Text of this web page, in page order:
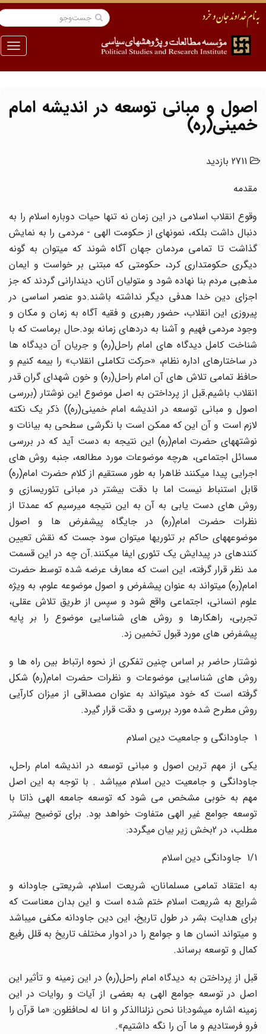
منو
اصول و مبانی توسعه در اندیشه امام
خمینی(ره)
2711 بازدید
مقدمه
وقوع انقلاب اسلامی در این زمان نه تنها حیات دوباره اسلام را به
دنبال داشت بلکه، نمونهای از حکومت الهی - مردمی را به نمایش
گذاشت تا تمامی مردمان جهان آگاه شوند که میتوان به گونه
دیگری حکومتداری کرد، حکومتی که مبتنی بر خواست و ایمان
مذهبی مردم بنا نهاده شود و متولیان آنان، دیندارانی گردند که جز
اجزای دین خدا هدفی دیگر نداشته باشند.دو عنصر اساسی در
پیروزی این انقلاب، حضور رهبری و فقیه آگاه به زمان و مکان و
وجود مردمی فهیم و آشنا به دردهای زمانه بود.حال برماست که با
شناخت کامل دیدگاه های امام راحل(ره) و جریان آن دیدگاه ها
در ساختارهای اداره نظام، «حرکت تکاملی انقلاب» را بیمه کنیم و
حافظ تمامی تلاش های آن امام راحل(ره) و خون شهدای گران قدر
انقلاب باشیم.قبل از پرداختن به اصل موضوع این نوشتار (بررسی
اصول و مبانی توسعه در اندیشه امام خمینی(ره)) ذکر یک نکته
لازم است و آن این که ممکن است با نگرشی سطحی به بیانات و
نوشتههای حضرت امام(ره) این نتیجه به دست آید که در بررسی
مسائل اجتماعی، هرچه موضوعات مورد مطالعه، جنبه روش های
اجرایی پیدا میکنند ظاهرا به طور مستقیم از کلام حضرت امام(ره)
قابل استنباط نیست اما با دقت بیشتر در مبانی تئوریسازی و
روش های دست یابی به آن به این نتیجه میرسیم که عمدتا از
نظرات حضرت امام(ره) در جایگاه پیشفرض ها و اصول
موضوعههای حاکم بر تئوریها میتوان سود جست که نقش تعیین
کنندهای در پیدایش یک تئوری ایفا میکنند.آن چه در این قسمت
مد نظر قرار گرفته، این است که معارف عرضه شده توسط حضرت
امام(ره) میتواند به عنوان پیشفرض و اصول موضوعه علوم، به ویژه
علوم انسانی، اجتماعی واقع شود و سپس از طریق تلاش عقلی،
تجربی، راهکارها و روش های شناسایی موضوع را بر پایه
پیشفرض های مورد قبول تخمین زد.
نوشتار حاضر بر اساس چنین تفکری از نحوه ارتباط بین راه ها و
روش های شناسایی موضوعات و نظرات حضرت امام(ره) شکل
گرفته است که خود میتواند به عنوان مصداقی از میزان کارآیی
روش مطرح شده مورد بررسی و دقت قرار گیرد.
یکی از مهم ترین اصول و مبانی توسعه در اندیشه امام راحل،
جاودانگی و جامعیت دین اسلام میباشد . با توجه به این اصل
مهم به خوبی مشخص می شود که توسعه جامعه الهی ذاتا با
توسعه جوامع غیر الهی متفاوت خواهد بود. برای توضیح بیشتر
مطلب، در 2بخش زیر بیان میگردد:
1/1 ‌ جاودانگی دین اسلام
به اعتقاد تمامی مسلمانان، شریعت اسلام، شریعتی جاودانه و
شرایع به شریعت اسلام ختم شده است و این بدان معناست که
برای هدایت بشر در طول تاریخ، این دین جاودانه مکفی میباشد
و میتواند انسان ها و جوامع را در ادوار مختلف تاریخ به قلل رفیع
کمال و توسعه برساند.
قبل از پرداختن به دیدگاه امام راحل(ره) در این زمینه و تأثیر این
اصل در توسعه جوامع الهی به بعضی از آیات و روایات در این
زمینه اشاره میشود:انا نحن نزلناالذکر و انا له لحافظون: «ما قرآن را
فرو فرستادیم و ما آن را نگه داشتیم».